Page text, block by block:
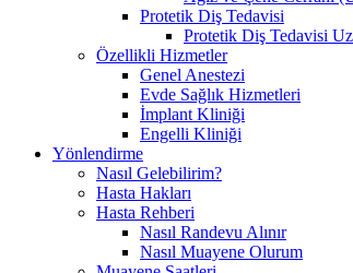
Protetik Diş Tedavisi
Protetik Diş Tedavisi
Özellikli Hizmetler
Genel Anestezi
Evde Sağlık Hizmetleri
İmplant Kliniği
Engelli Kliniği
Yönlendirme
Nasıl Gelebilirim?
Hasta Hakları
Hasta Rehberi
Nasıl Randevu Alınır
Nasıl Muayene Olurum